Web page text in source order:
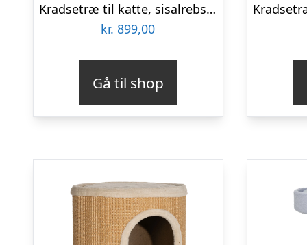
Kradsetræ til katte, sisalrebstolper, blødt plys, multi-level, boldlegetøj, grå, 59x35x100 cm
kr. 899,00
Gå til shop